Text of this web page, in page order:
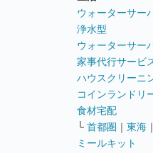
ウォーターサー
浄水型
ウォーターサー
家事代行サービ
ハウスクリーニ
コインランドリ
食材宅配
└ 首都圏 ｜ 東海 ｜
ミールキット